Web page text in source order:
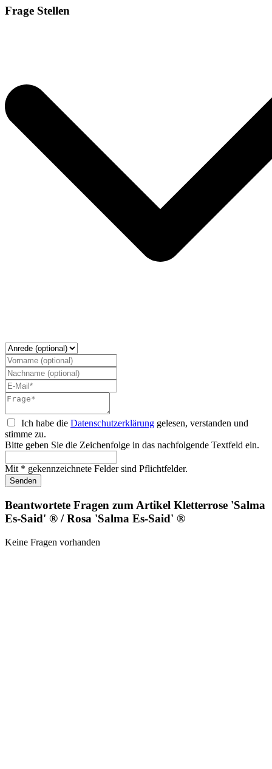
Frage Stellen
Ich habe die Datenschutzerklärung gelesen, verstanden und
stimme zu.
Bitte geben Sie die Zeichenfolge in das nachfolgende Textfeld ein.
Mit * gekennzeichnete Felder sind Pflichtfelder.
Senden
Beantwortete Fragen zum Artikel Kletterrose 'Salma
Es-Said' ® / Rosa 'Salma Es-Said' ®
Keine Fragen vorhanden